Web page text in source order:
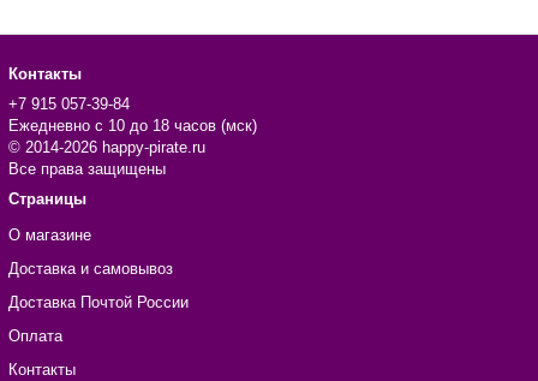
Контакты
+7 915 057-39-84
Ежедневно с 10 до 18 часов (мск)
© 2014-2026 happy-pirate.ru
Все права защищены
Страницы
О магазине
Доставка и самовывоз
Доставка Почтой России
Оплата
Контакты